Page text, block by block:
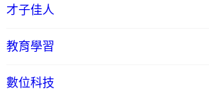
才子佳人
教育學習
數位科技